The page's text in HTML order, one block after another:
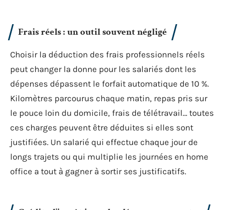
Frais réels : un outil souvent négligé
Choisir la déduction des frais professionnels réels
peut changer la donne pour les salariés dont les
dépenses dépassent le forfait automatique de 10 %.
Kilomètres parcourus chaque matin, repas pris sur
le pouce loin du domicile, frais de télétravail… toutes
ces charges peuvent être déduites si elles sont
justifiées. Un salarié qui effectue chaque jour de
longs trajets ou qui multiplie les journées en home
office a tout à gagner à sortir ses justificatifs.